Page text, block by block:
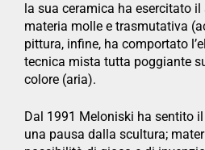
la sua ceramica ha esercitato
materia molle e trasmutativa
pittura, infine, ha comportato
tecnica mista tutta poggiante
colore (aria).
Dal 1991 Meloniski ha sentito
una pausa dalla scultura;